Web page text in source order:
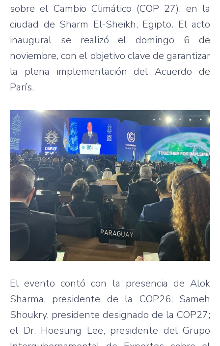
sobre el Cambio Climático (COP 27), en la
ciudad de Sharm El-Sheikh, Egipto. El acto
inaugural se realizó el domingo 6 de
noviembre, con el objetivo clave de garantizar
la plena implementación del Acuerdo de
París.
El evento contó con la presencia de Alok
Sharma, presidente de la COP26; Sameh
Shoukry, presidente designado de la COP27;
el Dr. Hoesung Lee, presidente del Grupo